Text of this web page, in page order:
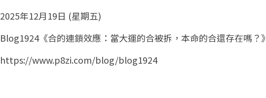
2025年12月19日 (星期五)
Blog1924《合的連鎖效應：當大運的合被拆，本命的合還存在嗎？》
https://www.p8zi.com/blog/blog1924